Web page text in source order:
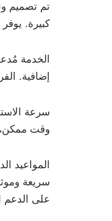
تم تصميم
كبيرة.
الخدمة
إضافية.
وقت ممكن،
المواعيد
سريعة
على الدعم